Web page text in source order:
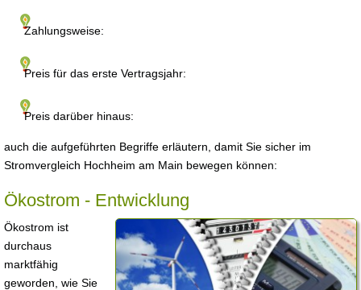
Zahlungsweise:
Preis für das erste Vertragsjahr:
Preis darüber hinaus:
auch die aufgeführten Begriffe erläutern, damit Sie sicher im
Stromvergleich Hochheim am Main bewegen können:
Ökostrom - Entwicklung
Ökostrom ist
durchaus
marktfähig
geworden, wie Sie